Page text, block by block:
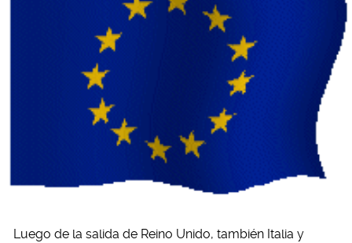
Luego de la salida de Reino Unido, también Italia y